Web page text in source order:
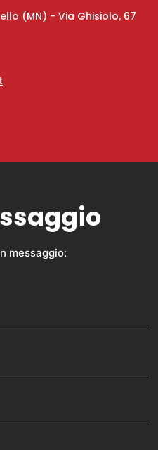
(MN) - Via Ghisiolo, 67
messaggio: